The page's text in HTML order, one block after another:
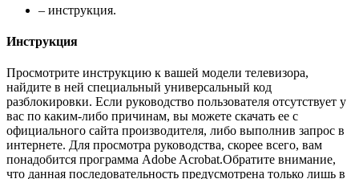
– инструкция.
Инструкция
Просмотрите инструкцию к вашей модели телевизора,
найдите в ней специальный универсальный код
разблокировки. Если руководство пользователя отсутствует у
вас по каким-либо причинам, вы можете скачать ее с
официального сайта производителя, либо выполнив запрос в
интернете. Для просмотра руководства, скорее всего, вам
понадобится программа Adobe Acrobat.Обратите внимание,
что данная последовательность предусмотрена только лишь в